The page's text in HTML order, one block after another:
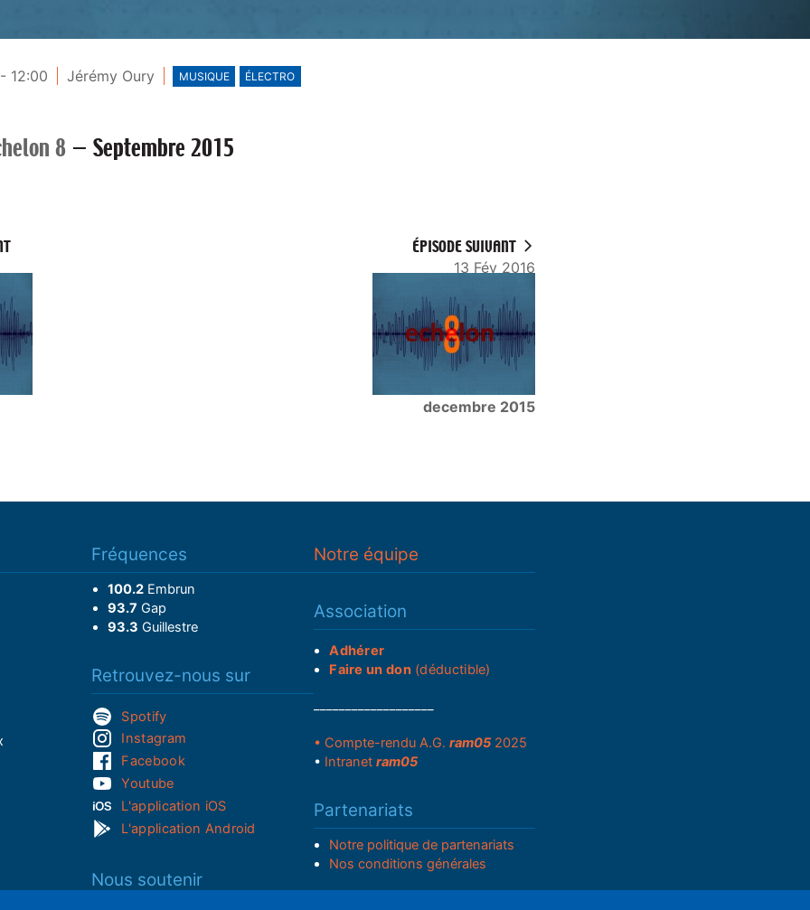
12:00 Jérémy Oury MUSIQUE ÉLECTRO
8 — Septembre 2015
ÉPISODE SUIVANT
13 Fév 2016
decembre 2015
Fréquences
100.2Embrun
93.7 Gap
93.3 Guillestre
Retrouvez-nous sur
Spotify
Instagram
Facebook
Youtube
L'application iOS
L'application Android
Nous soutenir
Notre équipe
Association
Adhérer
Faire un don(déductible)
• Compte-rendu A.G. ram052025
• Intranet ram05
Partenariats
Notre politique de partenariats
Nos conditions générales